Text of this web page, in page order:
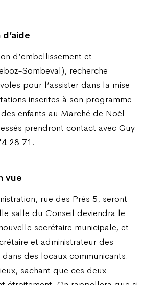
d’aide
d’embellissement et
Sombeval), recherche
pour l’assister dans la mise
inscrites à son programme
enfants au Marché de Noël
prendront contact avec Guy
28 71.
vue
rue des Prés 5, seront
salle du Conseil deviendra le
secrétaire municipale, et
et administrateur des
des locaux communicants.
sachant que ces deux